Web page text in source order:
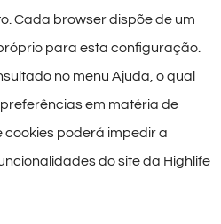
Cada browser dispõe de um
para esta configuração.
no menu Ajuda, o qual
em matéria de
cookies poderá impedir a
do site da Highlife